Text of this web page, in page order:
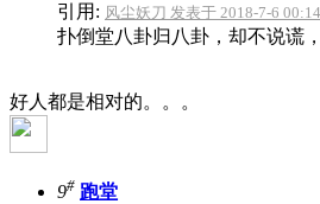
引用: 风尘妖刀 发表于 2018-7-6 00:14
扑倒堂八卦归八卦，却不说谎
好人都是相对的。。。
9# 跑堂